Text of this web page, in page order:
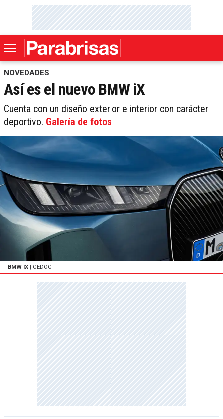
NOVEDADES
Así es el nuevo BMW iX
Cuenta con un diseño exterior e interior con carácter
deportivo. Galería de fotos
BMW IX | CEDOC